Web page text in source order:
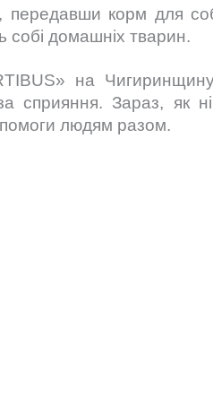
передавши корм для
собі домашніх тварин.
на
сприяння. Зараз, як
людям разом.